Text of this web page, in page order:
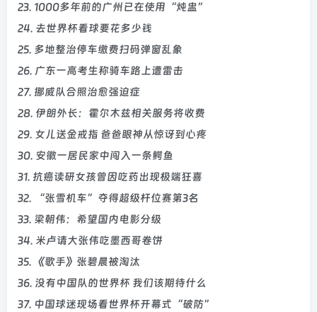
23. 1000多年前的广州已在使用“炖盅”
24. 去世界杯看球要花多少钱
25. 多地整治停车缴费扫码弹窗乱象
26. 广东一高考生称骑车路上遭雷击
27. 挪威队合照治愈强迫症
28. 伊朗外长：霍尔木兹相关服务将收费
29. 女儿送金戒指 爸爸眼神从惊讶到心疼
30. 安徽一居民家中闯入一条鳄鱼
31. 抗癌读研女孩曾因吃药出现极端狂喜
32. “张雪机车”夺得超级杆位赛第3名
33. 梁朝伟：希望国内电影分级
34. 米卢请大张伟吃墨西哥卷饼
35. 《歌手》张碧晨被淘汰
36. 没有中国队的世界杯 我们该期待什么
37. 中国球迷现场看世界杯开幕式“破防”